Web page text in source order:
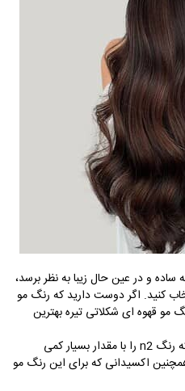
و در عین حال زیبا به نظر برسد،
کنید. اگر دوست دارید که رنگ مو
مو قهوه ای شکلاتی تیره بهترین
رنگ n2 را با مقدار بسیار کمی
اکسیدانی که برای این رنگ مو